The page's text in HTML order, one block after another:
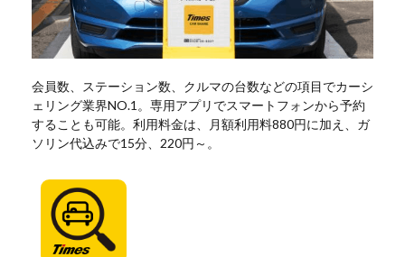
会員数、ステーション数、クルマの台数などの項目でカーシ
ェリング業界NO.1。専用アプリでスマートフォンから予約
することも可能。利用料金は、月額利用料880円に加え、ガ
ソリン代込みで15分、220円～。